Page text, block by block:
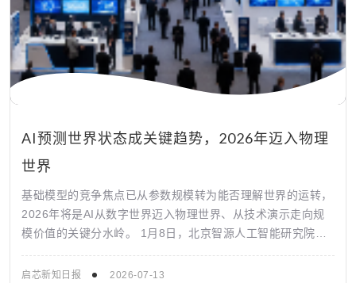
AI预测世界状态成关键趋势，2026年迈入物理
世界
基础模型的竞争焦点已从参数规模转为能否理解世界的运转，
2026年将是AI从数字世界迈入物理世界、从技术演示走向规
模价值的关键分水岭。 1月8日，北京智源人工智能研究院发
启芯新知日报 2026-07-13